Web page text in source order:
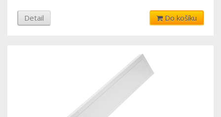
Detail Do košíku